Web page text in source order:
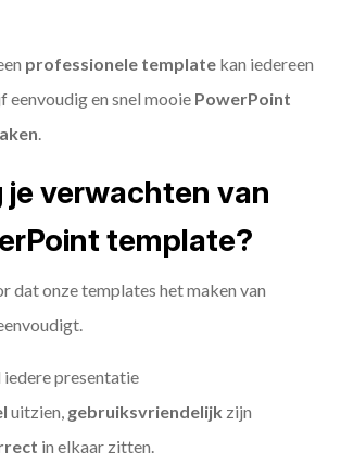
professionele template kan iedereen
eenvoudig en snel mooie PowerPoint
.
je verwachten van
template?
dat onze templates het maken van
presentatie
uitzien, gebruiksvriendelijk zijn
in elkaar zitten.